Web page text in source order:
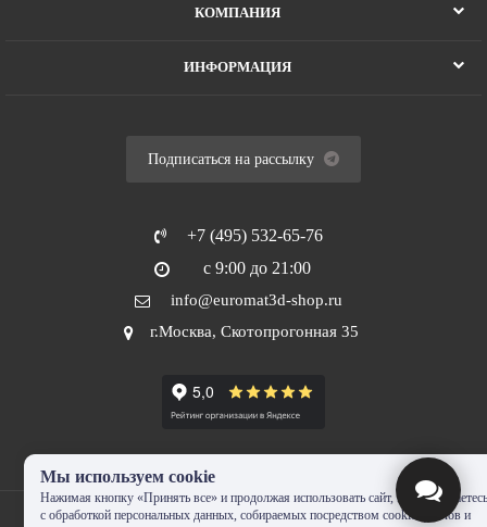
КОМПАНИЯ
ИНФОРМАЦИЯ
Подписаться на рассылку
+7 (495) 532-65-76
с 9:00 до 21:00
info@euromat3d-shop.ru
г.Москва, Скотопрогонная 35
Мы используем cookie
Нажимая кнопку «Принять все» и продолжая использовать сайт, Вы
с обработкой персональных данных, собираемых посредством cookie-файлов и